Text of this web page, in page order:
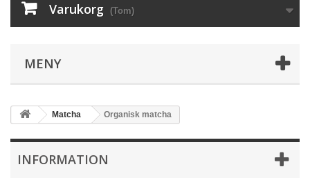
Varukorg (Tom)
MENY
Matcha Organisk matcha
INFORMATION